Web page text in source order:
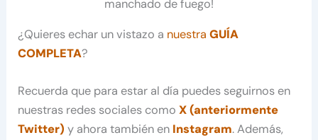
manchado de fuego!
¿Quieres echar un vistazo a nuestraGUÍA
COMPLETA?
Recuerda que para estar al día puedes seguirnos en
nuestras redes sociales comoX (anteriormente
Twitter) y ahora también en Instagram. Además,